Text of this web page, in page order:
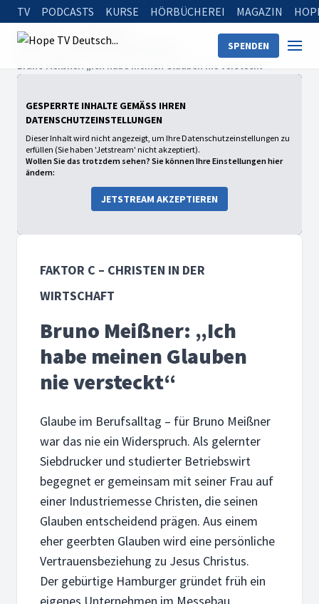
TV PODCASTS KURSE HÖRBÜCHEREI MAGAZIN
SPENDEN
Startseite
faktor c – Christen in der Wirtschaft
Bruno Meißner: „Ich habe meinen Glauben nie versteckt“
GESPERRTE INHALTE GEMÄSS IHREN D
ATENSCHUTZEINSTELLUNGEN
Dieser Inhalt wird nicht angezeigt, um Ihre Datenschutzeinstellungen zu
erfüllen (Sie haben 'Jetstream' nicht akzeptiert).
Wollen Sie das trotzdem sehen? Sie können Ihre Einstellungen hier
ändern:
JETSTREAM AKZEPTIEREN
FAKTOR C – CHRISTEN IN DER
WIRTSCHAFT
Bruno Meißner: „Ich
habe meinen Glauben
nie versteckt“
Glaube im Berufsalltag – für Bruno Meißner
war das nie ein Widerspruch. Als gelernter
Siebdrucker und studierter Betriebswirt
begegnet er gemeinsam mit seiner Frau auf
einer Industriemesse Christen, die seinen
Glauben entscheidend prägen. Aus einem
eher geerbten Glauben wird eine persönliche
Vertrauensbeziehung zu Jesus Christus.
Der gebürtige Hamburger gründet früh ein